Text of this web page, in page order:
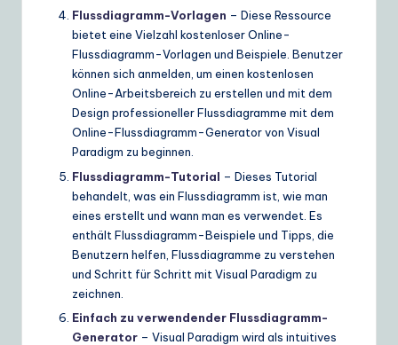
Flussdiagramm-Vorlagen – Diese Ressource
bietet eine Vielzahl kostenloser Online-
Flussdiagramm-Vorlagen und Beispiele. Benutzer
können sich anmelden, um einen kostenlosen
Online-Arbeitsbereich zu erstellen und mit dem
Design professioneller Flussdiagramme mit dem
Online-Flussdiagramm-Generator von Visual
Paradigm zu beginnen.
Flussdiagramm-Tutorial – Dieses Tutorial
behandelt, was ein Flussdiagramm ist, wie man
eines erstellt und wann man es verwendet. Es
enthält Flussdiagramm-Beispiele und Tipps, die
Benutzern helfen, Flussdiagramme zu verstehen
und Schritt für Schritt mit Visual Paradigm zu
zeichnen.
Einfach zu verwendender Flussdiagramm-
Generator – Visual Paradigm wird als intuitives